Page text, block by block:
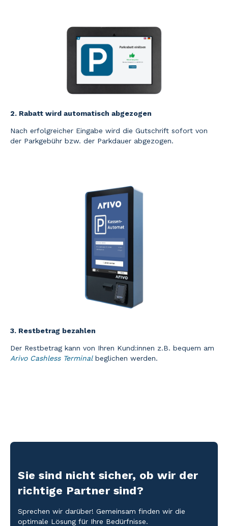
2. Rabatt wird automatisch abgezogen
Nach erfolgreicher Eingabe wird die Gutschrift sofort von
der Parkgebühr bzw. der Parkdauer abgezogen.
3. Restbetrag bezahlen
Der Restbetrag kann von Ihren Kund:innen z.B. bequem am
Arivo Cashless Terminal beglichen werden.
Sie sind nicht sicher, ob wir der
richtige Partner sind?
Sprechen wir darüber! Gemeinsam finden wir die
optimale Lösung für Ihre Bedürfnisse.